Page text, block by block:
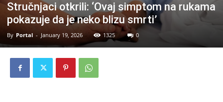
Stručnjaci otkrili: ‘Ovaj simptom na rukama
pokazuje da je neko blizu smrti’
By Portal - January 19, 2026 1325 0